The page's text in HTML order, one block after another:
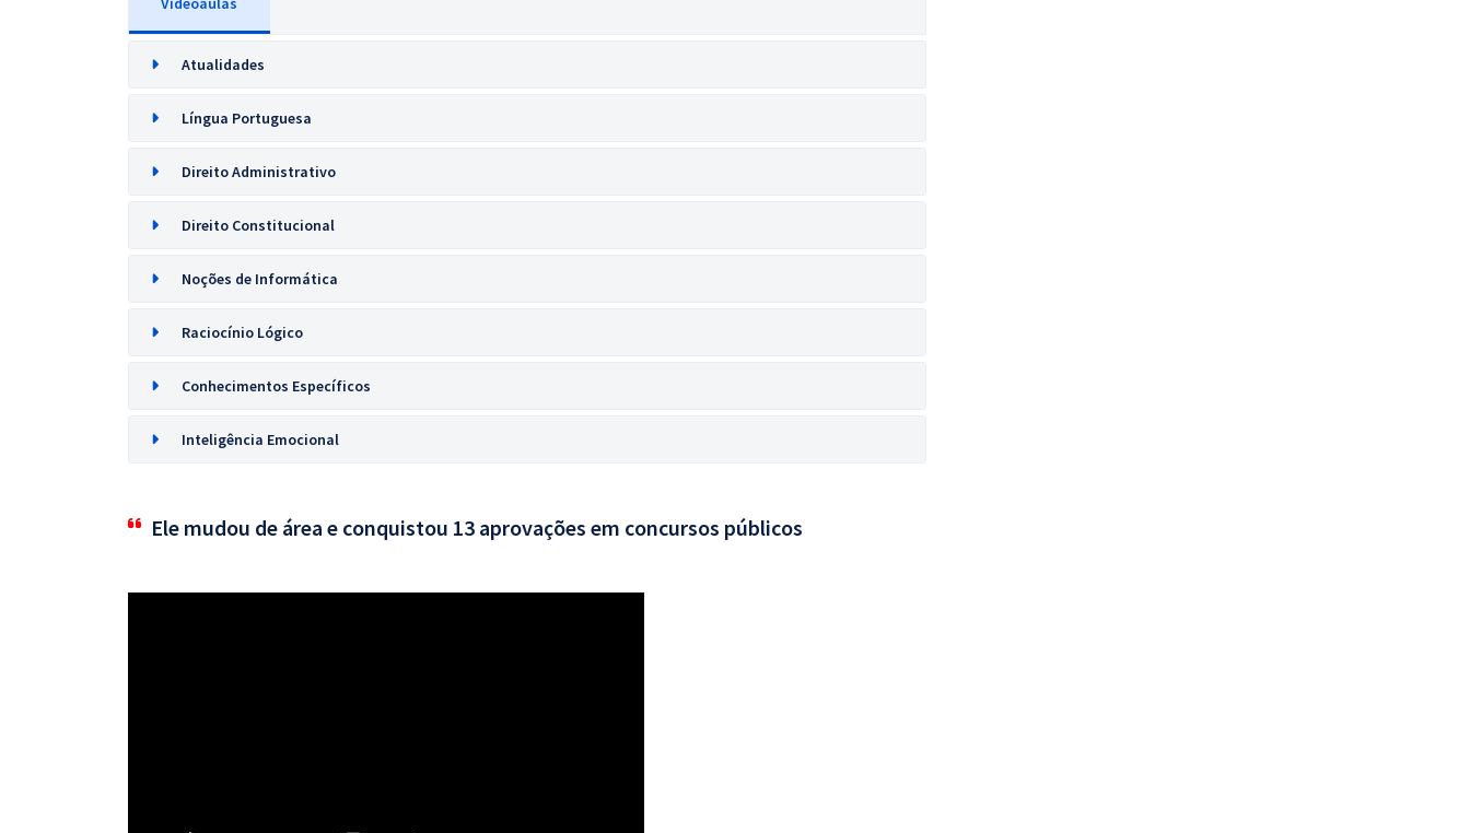
Atualidades
Língua Portuguesa
Direito Administrativo
Direito Constitucional
Noções de Informática
Raciocínio Lógico
Conhecimentos Específicos
Inteligência Emocional
Ele mudou de área e conquistou 13 aprovações em concursos públicos